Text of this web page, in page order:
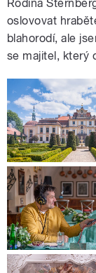
Rodina
oslovovat
blahorodí, ale
se majitel, který